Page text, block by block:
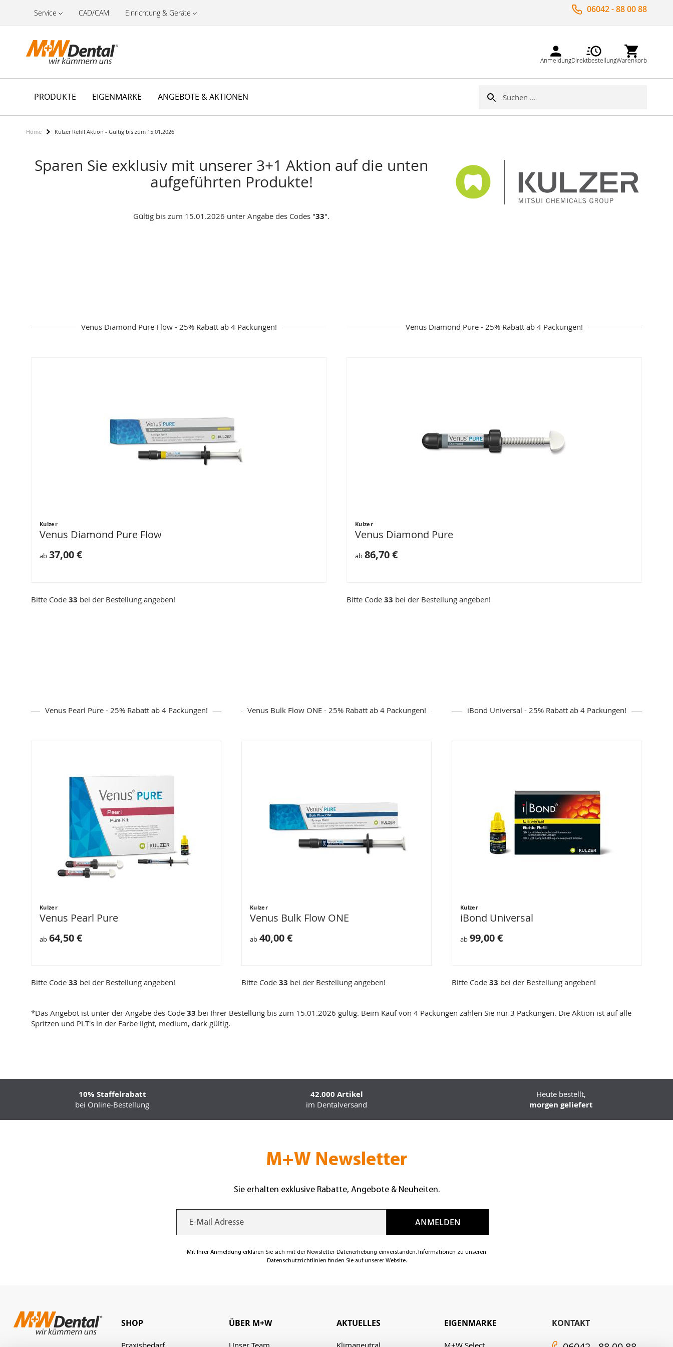
Service CAD/CAM Einrichtung & Geräte 06042 - 88 00 88
AnmeldungDirektbestellungWarenkorb
PRODUKTE EIGENMARKE ANGEBOTE & AKTIONEN Suche
Home Kulzer Refill Aktion - Gültig bis zum 15.01.2026
Sparen Sie exklusiv mit unserer 3+1 Aktion auf die unten
aufgeführten Produkte!
Gültig bis zum 15.01.2026 unter Angabe des Codes "33".
Venus Diamond Pure Flow - 25% Rabatt ab 4 Packungen!
Kulzer
Venus Diamond Pure Flow
ab 37,00 €
Bitte Code 33 bei der Bestellung angeben!
Venus Diamond Pure - 25% Rabatt ab 4 Packungen!
Kulzer
Venus Diamond Pure
ab 86,70 €
Bitte Code 33 bei der Bestellung angeben!
Venus Pearl Pure - 25% Rabatt ab 4 Packungen!
Kulzer
Venus Pearl Pure
ab 64,50 €
Bitte Code 33 bei der Bestellung angeben!
Venus Bulk Flow ONE - 25% Rabatt ab 4 Packungen!
Kulzer
Venus Bulk Flow ONE
ab 40,00 €
Bitte Code 33 bei der Bestellung angeben!
iBond Universal - 25% Rabatt ab 4 Packungen!
Kulzer
iBond Universal
ab 99,00 €
Bitte Code 33 bei der Bestellung angeben!
*Das Angebot ist unter der Angabe des Code 33 bei Ihrer Bestellung bis zum 15.01.2026 gültig. Beim Kauf von 4 Packungen zahlen Sie nur 3 Packungen. Die Aktion ist auf alle
Spritzen und PLT's in der Farbe light, medium, dark gültig.
10% Staffelrabatt
bei Online-Bestellung
42.000 Artikel
im Dentalversand
Heute bestellt,
morgen geliefert
M+W Newsletter
Sie erhalten exklusive Rabatte, Angebote & Neuheiten.
Mit Ihrer Anmeldung erklären Sie sich mit der Newsletter-Datenerhebung einverstanden. Informationen zu unseren
Datenschutzrichtlinien finden Sie auf unserer Website.
KONTAKT
SHOP ÜBER M+W AKTUELLES EIGENMARKE